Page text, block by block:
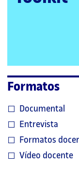
Formatos
Documental
Entrevista
Formatos
Vídeo docente